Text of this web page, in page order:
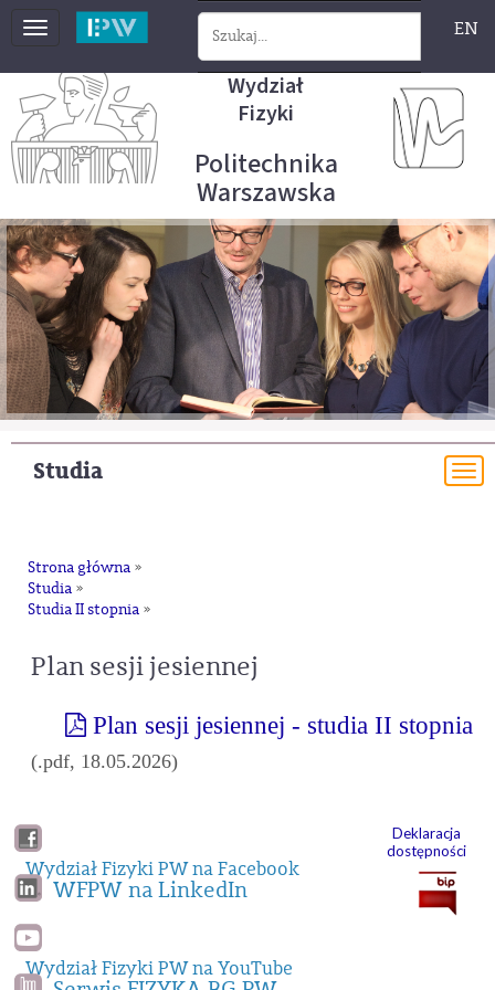
Toggle
EN
Wydział
Fizyki
Politechnika
Warszawska
Studia
Strona główna »
Studia »
Studia II stopnia »
Plan sesji jesiennej
Plan sesji jesiennej - studia II stopnia
(.pdf, 18.05.2026)
Wydział Fizyki PW na Facebook
WFPW na LinkedIn
Wydział Fizyki PW na YouTube
Deklaracja
dostępności